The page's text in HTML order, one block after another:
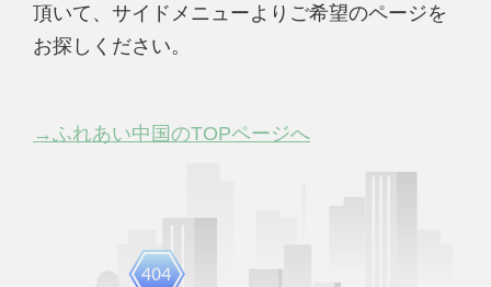
頂いて、サイドメニューよりご希望のページを
お探しください。
→ふれあい中国のTOPページへ